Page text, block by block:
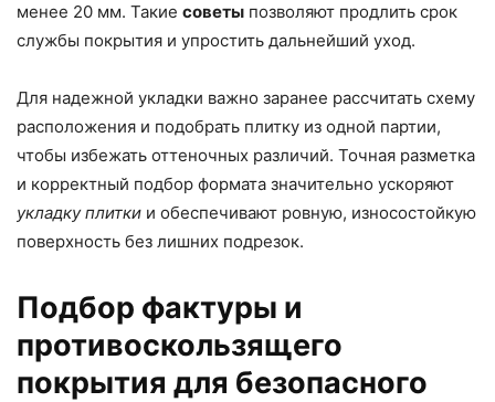
менее 20 мм. Такие советы позволяют продлить срок
службы покрытия и упростить дальнейший уход.
Для надежной укладки важно заранее рассчитать схему
расположения и подобрать плитку из одной партии,
чтобы избежать оттеночных различий. Точная разметка
и корректный подбор формата значительно ускоряют
укладку плитки и обеспечивают ровную, износостойкую
поверхность без лишних подрезок.
Подбор фактуры и
противоскользящего
покрытия для безопасного